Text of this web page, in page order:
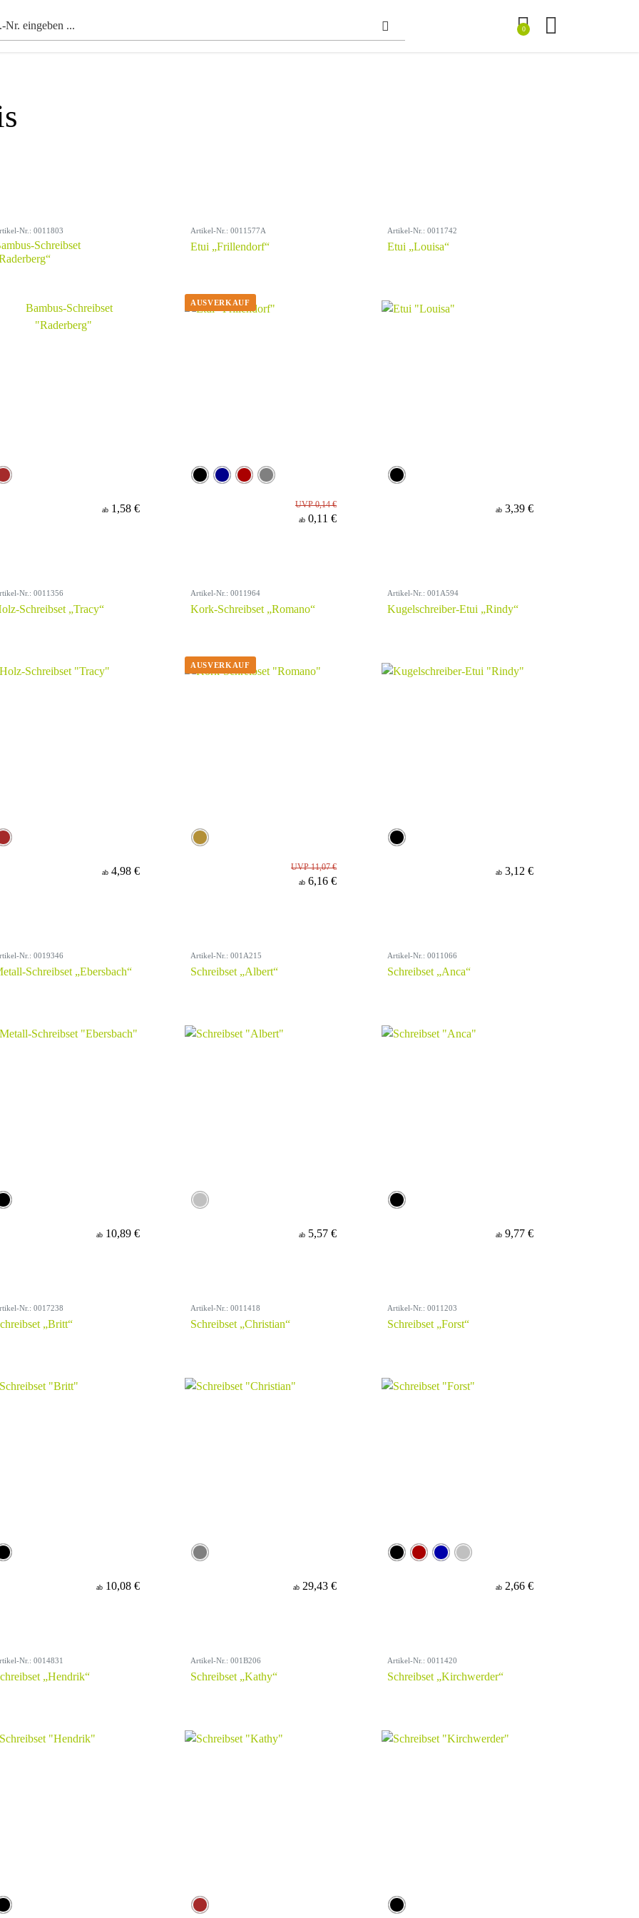
0
Nr.: 0011803
Schreibset
ab 1,58 €
Artikel-Nr.: 0011577A
Etui „Frillendorf“
UVP 0,14 €
ab 0,11 €
Artikel-Nr.: 0011742
Etui „Louisa“
ab 3,39 €
Nr.: 0011356
Schreibset „Tracy“
ab 4,98 €
Artikel-Nr.: 0011964
Kork-Schreibset „Romano“
UVP 11,07 €
ab 6,16 €
Artikel-Nr.: 001A594
Kugelschreiber-Etui „Rindy“
ab 3,12 €
Nr.: 0019346
Schreibset „Ebersbach“
ab 10,89 €
Artikel-Nr.: 001A215
Schreibset „Albert“
ab 5,57 €
Artikel-Nr.: 0011066
Schreibset „Anca“
ab 9,77 €
Nr.: 0017238
„Britt“
ab 10,08 €
Artikel-Nr.: 0011418
Schreibset „Christian“
ab 29,43 €
Artikel-Nr.: 0011203
Schreibset „Forst“
ab 2,66 €
Nr.: 0014831
„Hendrik“
Artikel-Nr.: 001B206
Schreibset „Kathy“
Artikel-Nr.: 0011420
Schreibset „Kirchwerder“